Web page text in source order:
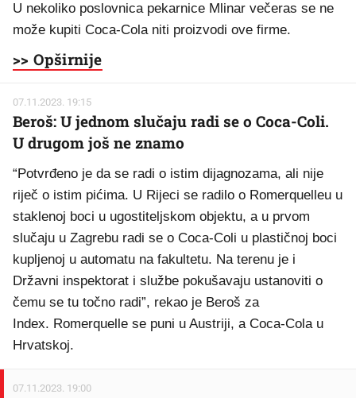
U nekoliko poslovnica pekarnice Mlinar večeras se ne
može kupiti Coca-Cola niti proizvodi ove firme.
>> Opširnije
07.11.2023. 19:15
Beroš: U jednom slučaju radi se o Coca-Coli.
U drugom još ne znamo
“Potvrđeno je da se radi o istim dijagnozama, ali nije
riječ o istim pićima. U Rijeci se radilo o Romerquelleu u
staklenoj boci u ugostiteljskom objektu, a u prvom
slučaju u Zagrebu radi se o Coca-Coli u plastičnoj boci
kupljenoj u automatu na fakultetu. Na terenu je i
Državni inspektorat i službe pokušavaju ustanoviti o
čemu se tu točno radi”, rekao je Beroš za
Index. Romerquelle se puni u Austriji, a Coca-Cola u
Hrvatskoj.
07.11.2023. 19:00